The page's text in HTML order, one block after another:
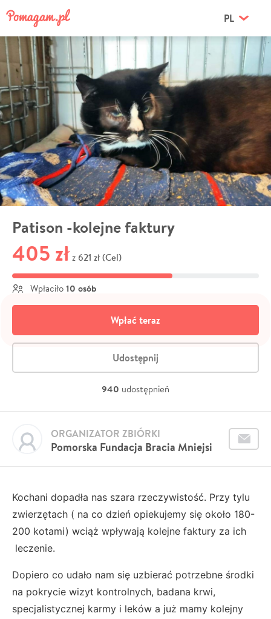
PL
Patison -kolejne faktury
405 zł z 621 zł (Cel)
Wpłaciło 10 osób
Wpłać teraz
Udostępnij
940 udostępnień
Pomorska Fundacja Bracia Mniejsi
ORGANIZATOR ZBIÓRKI
Kochani dopadła nas szara rzeczywistość. Przy tylu
zwierzętach ( na co dzień opiekujemy się około 180-
200 kotami) wciąż wpływają kolejne faktury za ich
leczenie.
Dopiero co udało nam się uzbierać potrzebne środki
na pokrycie wizyt kontrolnych, badana krwi,
specjalistycznej karmy i leków a już mamy kolejny